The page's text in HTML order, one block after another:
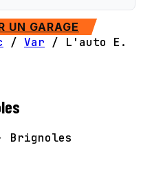
UN GARAGE
/ Var /
L'auto E.
Brignoles